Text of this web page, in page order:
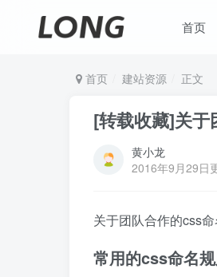
首页
首页 建站资源 正文
[转载收藏]关
黄小龙
2016年9月29日
关于团队合作的css
常用的css命名规